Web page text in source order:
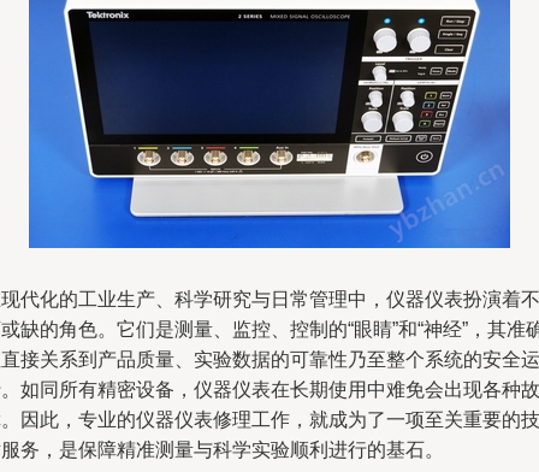
代化的工业生产、科学研究与日常管理中，仪器仪表扮演着不
缺的角色。它们是测量、监控、控制的“眼睛”和“神经”，其准
接关系到产品质量、实验数据的可靠性乃至整个系统的安全运
如同所有精密设备，仪器仪表在长期使用中难免会出现各种故
因此，专业的仪器仪表修理工作，就成为了一项至关重要的技
务，是保障精准测量与科学实验顺利进行的基石。